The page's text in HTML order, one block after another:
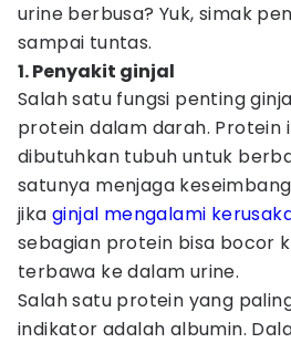
urine berbusa? Yuk, simak
sampai tuntas.
1. Penyakit ginjal
Salah satu fungsi penting
protein dalam darah. Protein
dibutuhkan tubuh untuk
satunya menjaga
jika ginjal mengalami
sebagian protein bisa bocor
terbawa ke dalam urine.
Salah satu protein yang
indikator adalah albumin.